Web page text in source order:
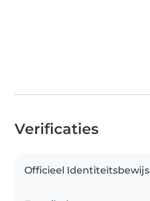
Verificaties
Officieel Identiteitsbewijs